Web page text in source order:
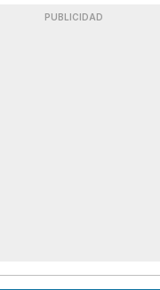
PUBLICIDAD